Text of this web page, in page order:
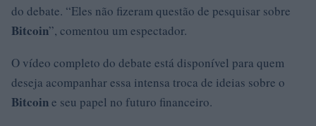
do debate. “Eles não fizeram questão de pesquisar sobre
Bitcoin”, comentou um espectador.
O vídeo completo do debate está disponível para quem
deseja acompanhar essa intensa troca de ideias sobre o
Bitcoine seu papel no futuro financeiro.